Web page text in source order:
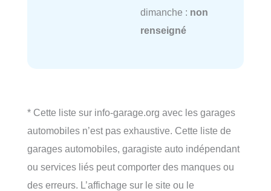
dimanche : non
renseigné
* Cette liste sur info-garage.org avec les garages
automobiles n’est pas exhaustive. Cette liste de
garages automobiles, garagiste auto indépendant
ou services liés peut comporter des manques ou
des erreurs. L’affichage sur le site ou le